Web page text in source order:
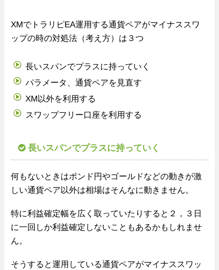
XMでトラリピEA運用する通貨ペアがマイナススワ
ップの時の対処法（考え方）は３つ
長いスパンでプラスに持っていく
パラメータ、通貨ペアを見直す
XM以外を利用する
スワップフリー口座を利用する
長いスパンでプラスに持っていく
何もないときはポンド円やゴールドなどの動きが激
しい通貨ペア以外は相場はそんなに動きません。
特に利益確定幅を広く取っていたりすると２，３日
に一回しか利益確定しないこともあるかもしれませ
ん。
そうすると運用している通貨ペアがマイナススワッ